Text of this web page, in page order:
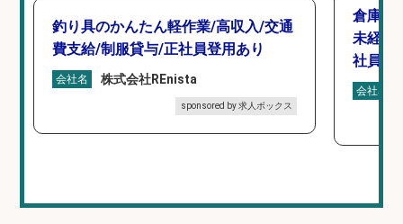
釣り具のかんたん軽作業/高収入/交通
費支給/制服貸与/正社員登用あり
会社名 株式会社REnista
sponsored by 求人ボックス
倉庫で
未経験
社員登
会社名